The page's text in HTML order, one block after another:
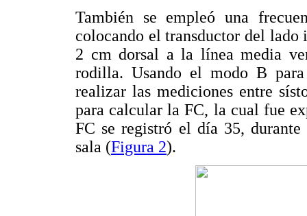
También se empleó una
colocando el transductor del
2 cm dorsal a la línea media
rodilla. Usando el modo B
realizar las mediciones entre
para calcular la FC, la cual fue
FC se registró el día 35,
sala (Figura 2).